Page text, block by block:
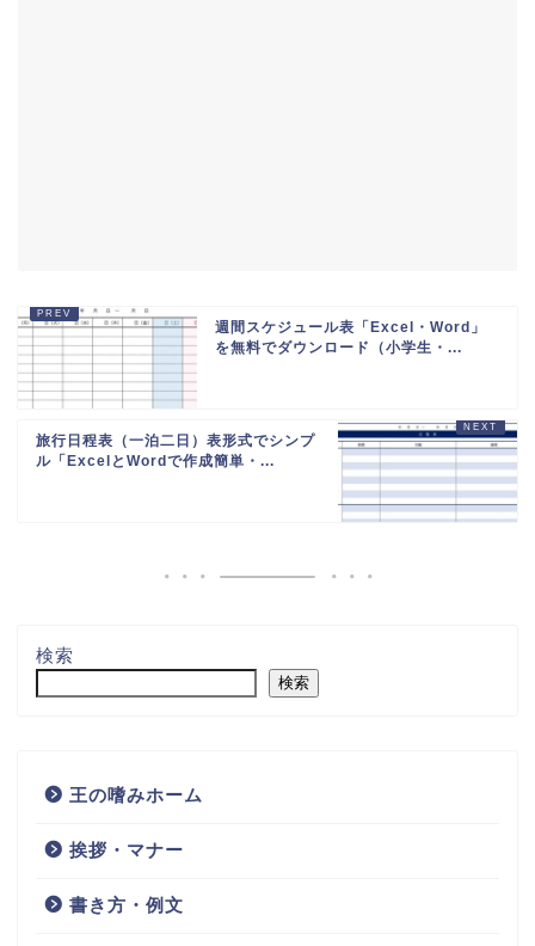
週間スケジュール表「Excel・Word」
を無料でダウンロード（小学生・...
旅行日程表（一泊二日）表形式でシンプ
ル「ExcelとWordで作成簡単・...
検索
検索
王の嗜みホーム
挨拶・マナー
書き方・例文